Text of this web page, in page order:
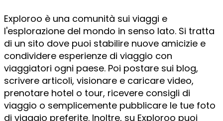
Exploroo è una comunità sui viaggi e
l'esplorazione del mondo in senso lato. Si tratta
di un sito dove puoi stabilire nuove amicizie e
condividere esperienze di viaggio con
viaggiatori ogni paese. Poi postare sui blog,
scrivere articoli, visionare e caricare video,
prenotare hotel o tour, ricevere consigli di
viaggio o semplicemente pubblicare le tue foto
di viaggio preferite. Inoltre, su Exploroo puoi